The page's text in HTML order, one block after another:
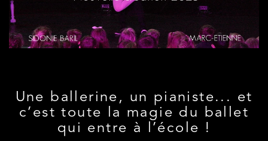
Une ballerine, un pianiste... et
c’est toute la magie du ballet
qui entre à l’école !